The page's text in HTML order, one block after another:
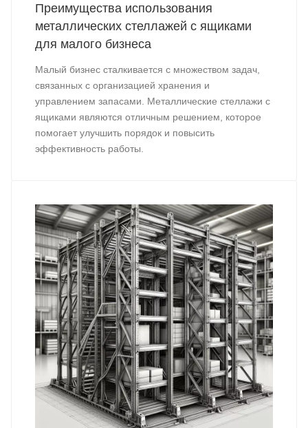
Преимущества использования
металлических стеллажей с ящиками
для малого бизнеса
Малый бизнес сталкивается с множеством задач,
связанных с организацией хранения и
управлением запасами. Металлические стеллажи с
ящиками являются отличным решением, которое
помогает улучшить порядок и повысить
эффективность работы.